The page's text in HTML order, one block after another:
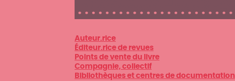
Auteur.rice
Éditeur.rice de revues
Points de vente du livre
Compagnie, collectif
Bibliothèques et centres de documentation